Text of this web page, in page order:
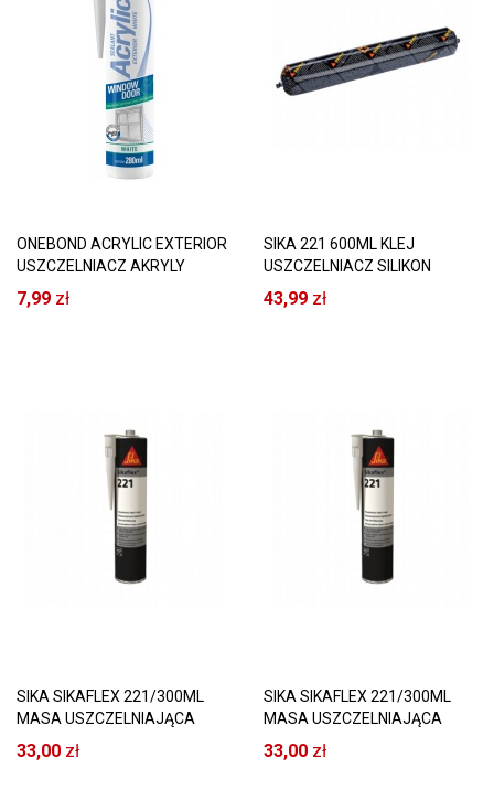
ONEBOND ACRYLIC EXTERIOR
USZCZELNIACZ AKRYLY
BIAŁY
7,99 zł
SIKA 221 600ML KLEJ
USZCZELNIACZ SILIKON
SZARA
43,99 zł
SIKA SIKAFLEX 221/300ML
MASA USZCZELNIAJĄCA
BIAŁA
33,00 zł
SIKA SIKAFLEX 221/300ML
MASA USZCZELNIAJĄCA
CZARNA
33,00 zł